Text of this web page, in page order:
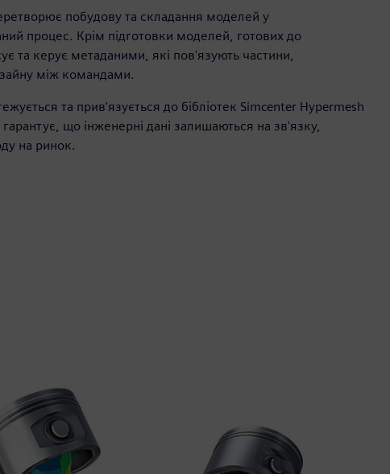
побудову та складання моделей у
процес. Крім підготовки моделей, готових до
та керує метаданими, які пов'язують частини,
між командами.
та прив'язується до бібліотек Simcenter Hypermesh
що інженерні дані залишаються на зв'язку,
на ринок.